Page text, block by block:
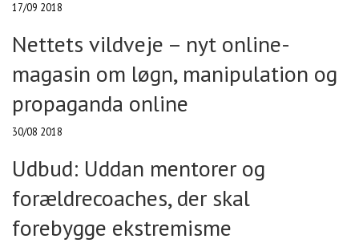
17/09 2018
Nettets vildveje – nyt online-
magasin om løgn, manipulation og
propaganda online
30/08 2018
Udbud: Uddan mentorer og
forældrecoaches, der skal
forebygge ekstremisme